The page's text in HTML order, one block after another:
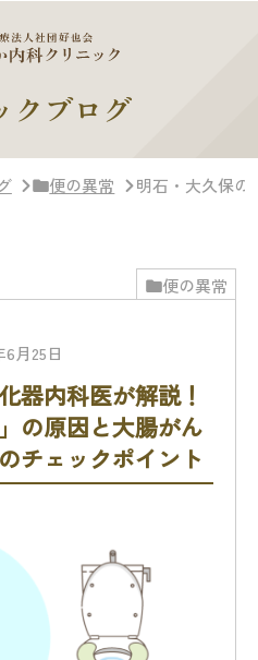
クブログ
便の異常 明石・大久保の
便の異常
6月25日
器内科医が解説！
の原因と大腸がん
チェックポイント